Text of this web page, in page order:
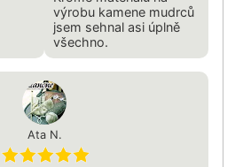
výrobu kamene mudrců
jsem sehnal asi úplně
všechno.
Ata N.